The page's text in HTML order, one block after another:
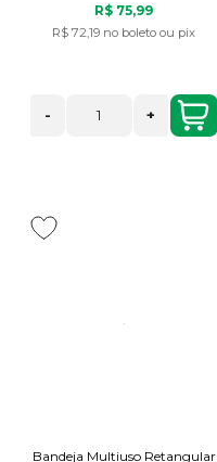
R$ 75,99
R$ 72,19 no boleto ou pix
- +
Bandeja Multiuso Retangular